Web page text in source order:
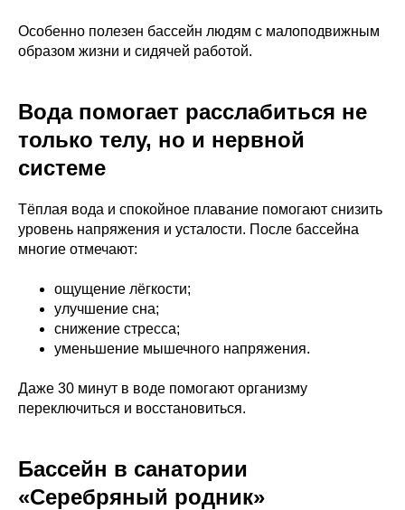
Особенно полезен бассейн людям с малоподвижным
образом жизни и сидячей работой.
Вода помогает расслабиться не
только телу, но и нервной
системе
Тёплая вода и спокойное плавание помогают снизить
уровень напряжения и усталости. После бассейна
многие отмечают:
ощущение лёгкости;
улучшение сна;
снижение стресса;
уменьшение мышечного напряжения.
Даже 30 минут в воде помогают организму
переключиться и восстановиться.
Бассейн в санатории
«Серебряный родник»